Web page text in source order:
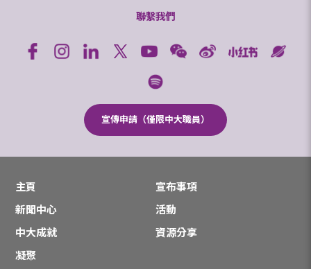
聯繫我們
宣傳申請（僅限中大職員）
主頁
宣布事項
新聞中心
活動
中大成就
資源分享
凝聚